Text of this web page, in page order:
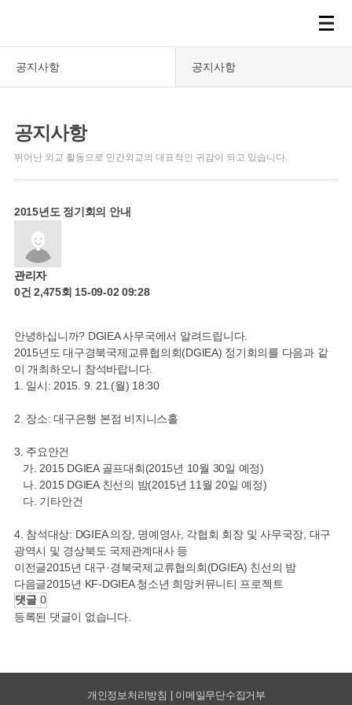
공지사항 공지사항
공지사항
뛰어난 외교 활동으로 민간외교의 대표적인 귀감이 되고 있습니다.
2015년도 정기회의 안내
관리자
0건 2,475회 15-09-02 09:28
안녕하십니까? DGIEA 사무국에서 알려드립니다.
2015년도 대구경북국제교류협의회(DGIEA) 정기회의를 다음과 같
이 개최하오니 참석바랍니다.
1. 일시: 2015. 9. 21.(월) 18:30
2. 장소: 대구은행 본점 비지니스홀
3. 주요안건
가. 2015 DGIEA 골프대회(2015년 10월 30일 예정)
나. 2015 DGIEA 친선의 밤(2015년 11월 20일 예정)
다. 기타안건
4. 참석대상: DGIEA 의장, 명예영사, 각협회 회장 및 사무국장, 대구
광역시 및 경상북도 국제관계대사 등
이전글2015년 대구·경북국제교류협의회(DGIEA) 친선의 밤
다음글2015년 KF-DGIEA 청소년 희망커뮤니티 프로젝트
댓글0
등록된 댓글이 없습니다.
개인정보처리방침 | 이메일무단수집거부